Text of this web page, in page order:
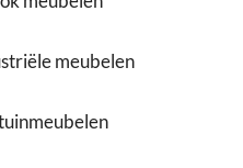
meubelen